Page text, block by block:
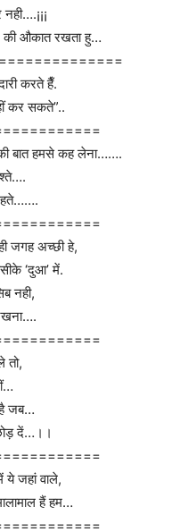
की औकात रखता हु…
करते हैँ.
कर सकते”..
बात हमसे कह लेना…….
जगह अच्छी हे,
‘दुआ’ में.
नही,
तो,
है जब…
दें…।।
ये जहां वाले,
हैं हम…